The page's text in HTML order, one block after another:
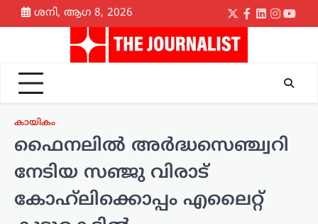
Skip
to
ശനി, ആഗ 8, 2026
Twitter
Facebook
LinkedIn
കായികം
ഫൈനലിൽ അർദ്ധസെഞ്ച്വറി
നേടിയ സഞ്ജു വിരാട്
കോഹ്‌ലിക്കൊപ്പം എലൈറ്റ്